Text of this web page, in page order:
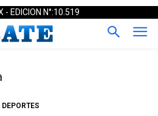
- EDICION N°:10.519
DEPORTES